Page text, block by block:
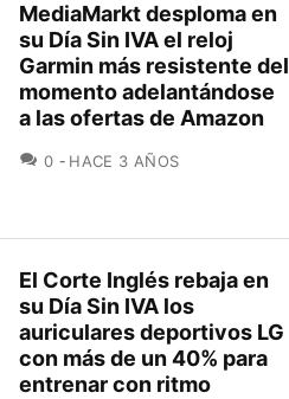
MediaMarkt desploma en
su Día Sin IVA el reloj
Garmin más resistente del
momento adelantándose
a las ofertas de Amazon
0 COMENTARIOS
HACE 3 AÑOS
El Corte Inglés rebaja en
su Día Sin IVA los
auriculares deportivos LG
con más de un 40% para
entrenar con ritmo